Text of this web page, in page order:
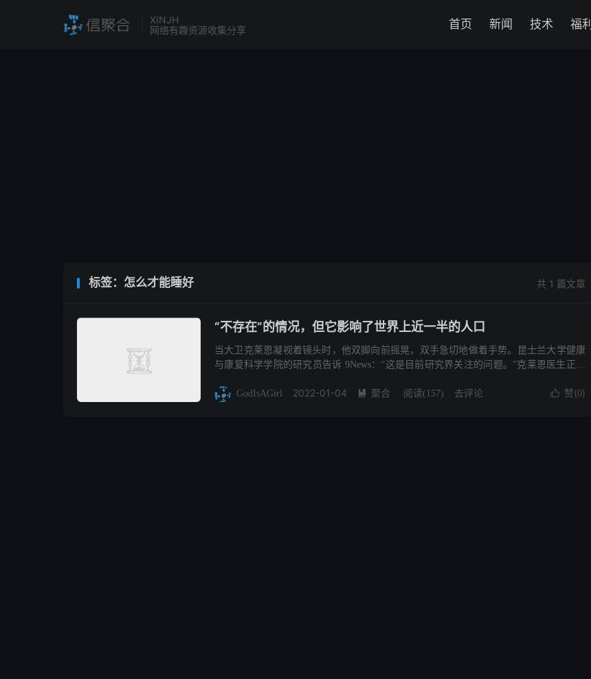
XINJH
网络有趣资源收集分享
首页 新闻 技术 福利
共 1 篇文章
标签：怎么才能睡好
“不存在”的情况，但它影响了世界上近一半的人口
当大卫克莱恩凝视着镜头时，他双脚向前摇晃，双手急切地做着手势。昆士兰大学健康
与康复科学学院的研究员告诉 9News：“这是目前研究界关注的问题。”克莱恩医生正在
 赞(0)
GodIsAGirl 2022-01-04  聚合 阅读( 157) 去评论